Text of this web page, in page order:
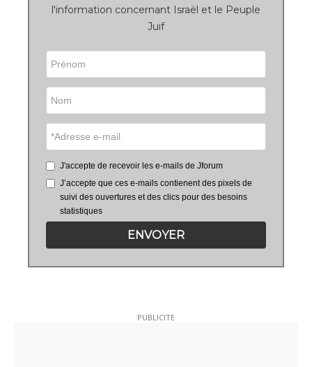
l'information concernant Israël et le Peuple
Juif
J'accepte de recevoir les e-mails de Jforum
J’accepte que ces e-mails contienent des pixels de
suivi des ouvertures et des clics pour des besoins
statistiques
ENVOYER